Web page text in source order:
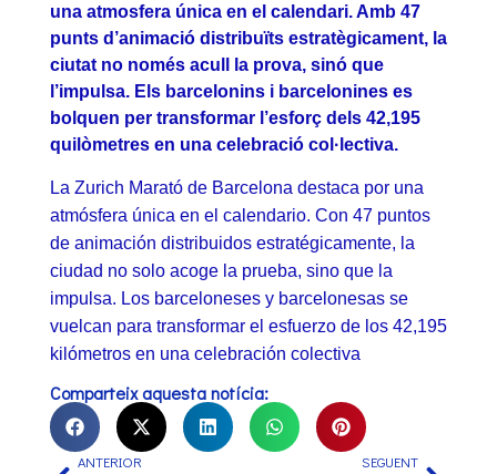
una atmosfera única en el calendari. Amb 47
punts d’animació distribuïts estratègicament, la
ciutat no només acull la prova, sinó que
l’impulsa. Els barcelonins i barcelonines es
bolquen per transformar l’esforç dels 42,195
quilòmetres en una celebració col·lectiva.
La Zurich Marató de Barcelona destaca por una
atmósfera única en el calendario. Con 47 puntos
de animación distribuidos estratégicamente, la
ciudad no solo acoge la prueba, sino que la
impulsa. Los barceloneses y barcelonesas se
vuelcan para transformar el esfuerzo de los 42,195
kilómetros en una celebración colectiva
Comparteix aquesta notícia:
ANTERIOR SEGUENT